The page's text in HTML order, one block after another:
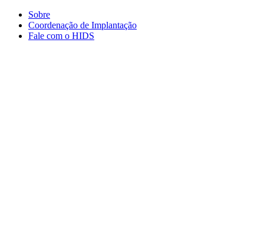
Conteúdo principal
Sobre
Coordenação de Implantação
Fale com o HIDS